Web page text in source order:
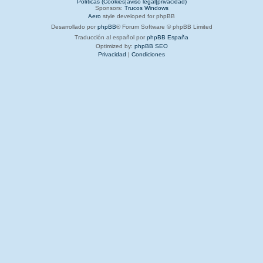
Sponsors: Trucos Windows
Aero style developed for phpBB
Desarrollado por phpBB® Forum Software © phpBB Limited
Traducción al español por phpBB España
Optimized by: phpBB SEO
Privacidad | Condiciones